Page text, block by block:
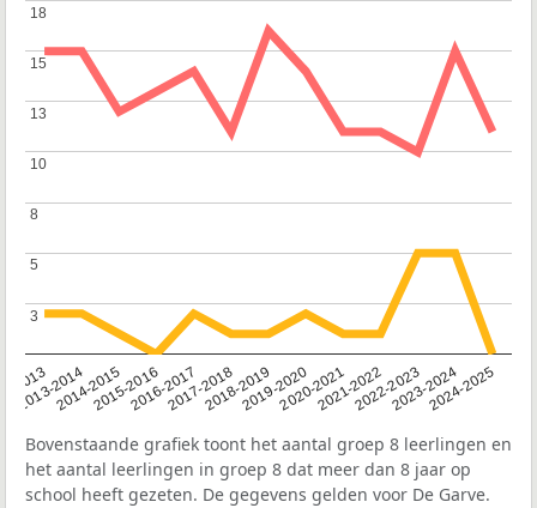
2013
2013-2014
2014-20152015-20162016-20172017-20182018-20192019-20202020-20212021-20222022-20232023-20242024-2025
3
3
5
5
8
8
10
10
13
13
15
15
18
18
Bovenstaande grafiek toont het aantal groep 8 leerlingen en
het aantal leerlingen in groep 8 dat meer dan 8 jaar op
school heeft gezeten. De gegevens gelden voor De Garve.